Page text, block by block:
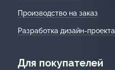
Производство на заказ
Разработка дизайн-проекта
Для покупателей